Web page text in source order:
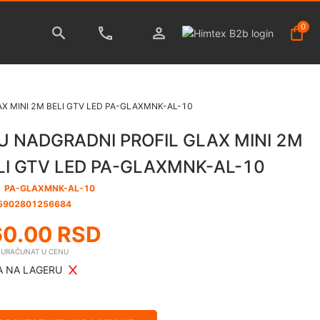
0
MINI 2M BELI GTV LED PA-GLAXMNK-AL-10
NADGRADNI PROFIL GLAX MINI 2M
GTV LED PA-GLAXMNK-AL-10
PA-GLAXMNK-AL-10
RSD
U CENU
NA LAGERU